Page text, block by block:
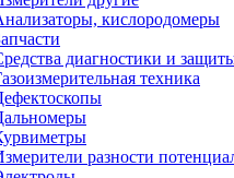
кислородомеры
диагностики и
техника
разности